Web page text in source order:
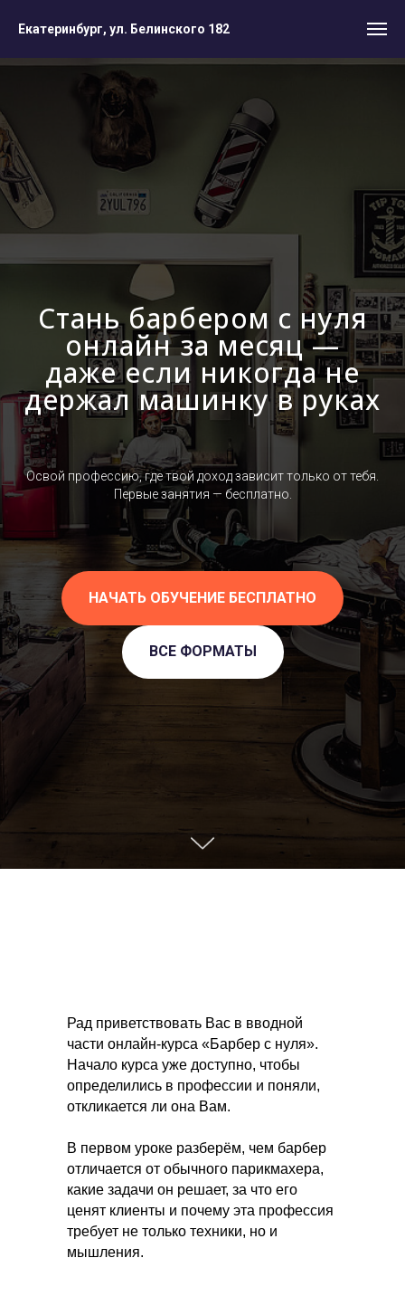
Екатеринбург, ул. Белинского 182
Стань барбером с нуля
онлайн за месяц —
даже если никогда не
держал машинку в руках
Освой профессию, где твой доход зависит только от тебя.
Первые занятия — бесплатно.
НАЧАТЬ ОБУЧЕНИЕ БЕСПЛАТНО
ВСЕ ФОРМАТЫ
Рад приветствовать Вас в вводной
части онлайн-курса «Барбер с нуля».
Начало курса уже доступно, чтобы
определились в профессии и поняли,
откликается ли она Вам.
В первом уроке разберём, чем барбер
отличается от обычного парикмахера,
какие задачи он решает, за что его
ценят клиенты и почему эта профессия
требует не только техники, но и
мышления.